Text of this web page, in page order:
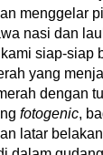
menggelar
nasi dan
siap-siap
yang
dengan
fotogenic,
latar